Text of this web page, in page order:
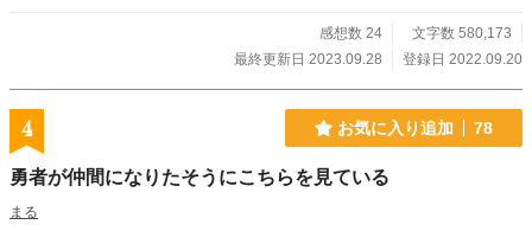
「私」は周りからのラブに全く気付かない。 そして「私」と
その登場人物がゲーム通りの動きをしないせいか、どんどん
感想数 24
文字数 580,173
最終更新日 2023.09.28
登録日 2022.09.20
4 お気に入り追加 78
勇者が仲間になりたそうにこちらを見ている
まる